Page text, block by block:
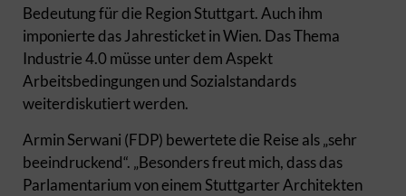
Bedeutung für die Region Stuttgart. Auch ihm
imponierte das Jahresticket in Wien. Das Thema
Industrie 4.0 müsse unter dem Aspekt
Arbeitsbedingungen und Sozialstandards
weiterdiskutiert werden.
Armin Serwani (FDP) bewertete die Reise als „sehr
beeindruckend“. „Besonders freut mich, dass das
Parlamentarium von einem Stuttgarter Architekten